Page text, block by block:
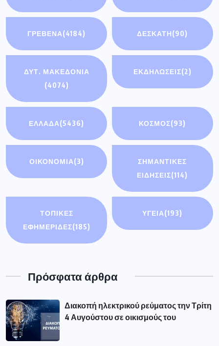
ΓΡΕΒΕΝΑ(4184) ΔΕΣΚΑΤΗ(90)
ΔΥΤ. ΜΑΚΕΔΟΝΙΑ
(4074)
ΕΚΔΗΛΩΣΕΙΣ(2)
ΕΛΛΑΔΑ(5436) ΚΟΣΜΟΣ(93)
ΟΙΚΟΝΟΜΊΑ(3)
ΣΗΜΑΝΤΙΚΈΣ
ΕΙΔΉΣΕΙΣ(114)
ΤΟΠΙΚΕΣ
ΕΦΗΜΕΡΙΔΕΣ(185)
ΥΓΕΙΑ(193)
Πρόσφατα άρθρα
Διακοπή ηλεκτρικού ρεύματος την Τρίτη
4 Αυγούστου σε οικισμούς του